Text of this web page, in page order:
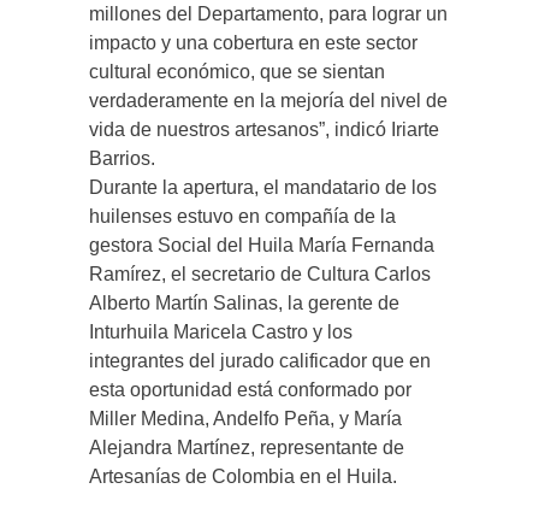
millones del Departamento, para lograr un
impacto y una cobertura en este sector
cultural económico, que se sientan
verdaderamente en la mejoría del nivel de
vida de nuestros artesanos”, indicó Iriarte
Barrios.
Durante la apertura, el mandatario de los
huilenses estuvo en compañía de la
gestora Social del Huila María Fernanda
Ramírez, el secretario de Cultura Carlos
Alberto Martín Salinas, la gerente de
Inturhuila Maricela Castro y los
integrantes del jurado calificador que en
esta oportunidad está conformado por
Miller Medina, Andelfo Peña, y María
Alejandra Martínez, representante de
Artesanías de Colombia en el Huila.